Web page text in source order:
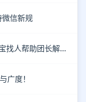
信新规
快团团的运营逻辑：找货与找人，淘宝找人帮助团长解决货源
广度！